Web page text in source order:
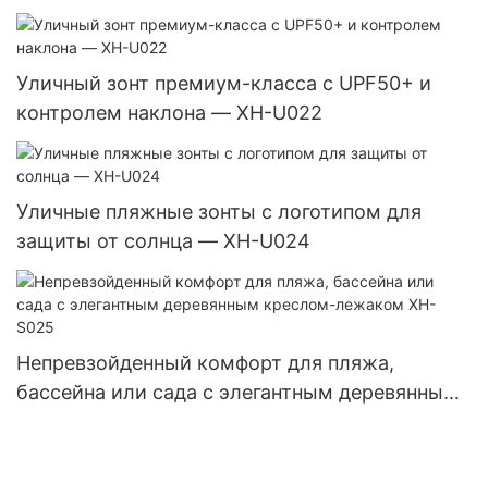
U021
Уличный зонт премиум-класса с UPF50+ и
контролем наклона — XH-U022
Уличные пляжные зонты с логотипом для
защиты от солнца — XH-U024
Непревзойденный комфорт для пляжа,
бассейна или сада с элегантным деревянным